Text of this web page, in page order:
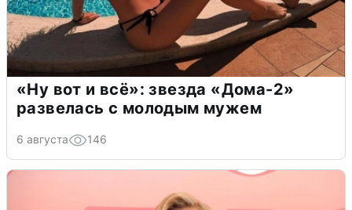
«Ну вот и всё»: звезда «Дома-2»
развелась с молодым мужем
6 августа 146